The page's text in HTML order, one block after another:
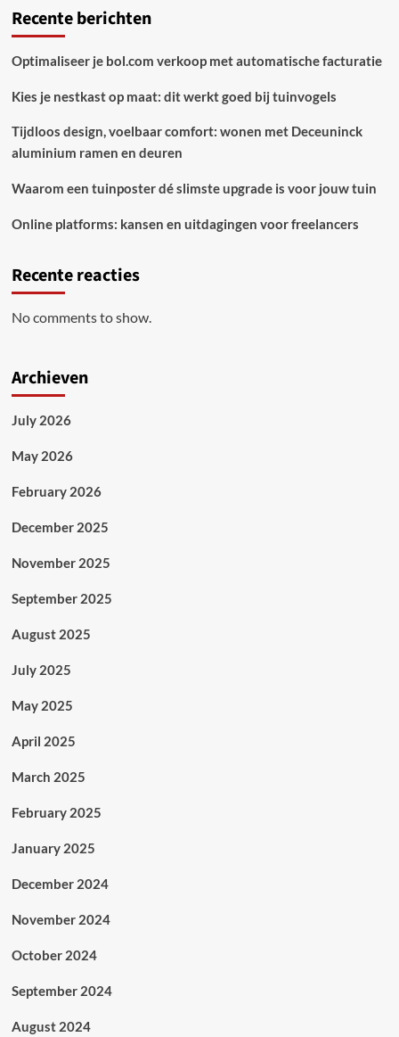
Recente berichten
Optimaliseer je bol.com verkoop met automatische facturatie
Kies je nestkast op maat: dit werkt goed bij tuinvogels
Tijdloos design, voelbaar comfort: wonen met Deceuninck
aluminium ramen en deuren
Waarom een tuinposter dé slimste upgrade is voor jouw tuin
Online platforms: kansen en uitdagingen voor freelancers
Recente reacties
No comments to show.
Archieven
July 2026
May 2026
February 2026
December 2025
November 2025
September 2025
August 2025
July 2025
May 2025
April 2025
March 2025
February 2025
January 2025
December 2024
November 2024
October 2024
September 2024
August 2024